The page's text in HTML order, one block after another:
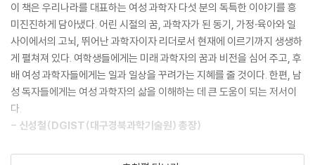
하는 억울함을 풀어 주기 위해 음지에서 묵묵히 일한다. --- p.85
대학에 진학하기 전까지는 과학자로 인생을 살 거라고는 상상도 하지 못했
다. 누가 뭐래도 중·고등학교 때까지 장래 희망은 ‘현모양처’였다. 학교를
졸업하고 직장 생활을 몇 년 하다가 결혼하면 가정에 전념하는 전업주부가
원래 내 꿈이었다. 극지연구소 소장을 지낸 뒤로는 종종 진로 강연을 하는
데, 그때마다 너무 일찍 진로를 결정하지 않아도 된다고 얘기한다. 인생의
길목에서 만나는 숱한 선택의 길에서 자연스럽게 물 흐르듯 마음이 끌리는
노벨상 유력 후보자부터
국과수와 극지연구소 소장까지
[생명과학자 김빛내리] 암세포의 성장과 사멸을 조절하는 마이크로 RNA
(miRNA)를 발견했다. 연구 초기만 해도 RNA 연구가 주목 받지 못해, 2억
원의 빚을 지고 연일 밤잠을 설쳤다.
인 일치고 달라지지 않는 건 없다’는 철학적 고민에 빠졌다. 그때 구원한 것
이 책은 우리나라를 대표하는 여성 과학자 다섯 분의 독특한 이야기를 흥
미진진하게 담아냈다. 어린 시절의 꿈, 과학자가 된 동기, 가정·육아와 일
사이에서의 고뇌, 뛰어난 과학자이자 리더로서 현재에 이르기까지 생생하
게 펼쳐져 있다. 여학생들에게는 미래 과학자의 꿈과 비전을 심어 주고, 후
배 여성 과학자들에게는 일과 일상을 꾸려가는 지혜를 줄 것이다. 한편, 남
성 독자들에게는 여성 과학자의 삶을 이해하는 데 큰 도움이 되는 저서이
다.
- 신성철(DGIST(대구경북과학기술원) 총장)
여성의 위상은 아직도 ‘유리 천장’과 ‘새는 파이프라인’으로 묘사된다. 한국